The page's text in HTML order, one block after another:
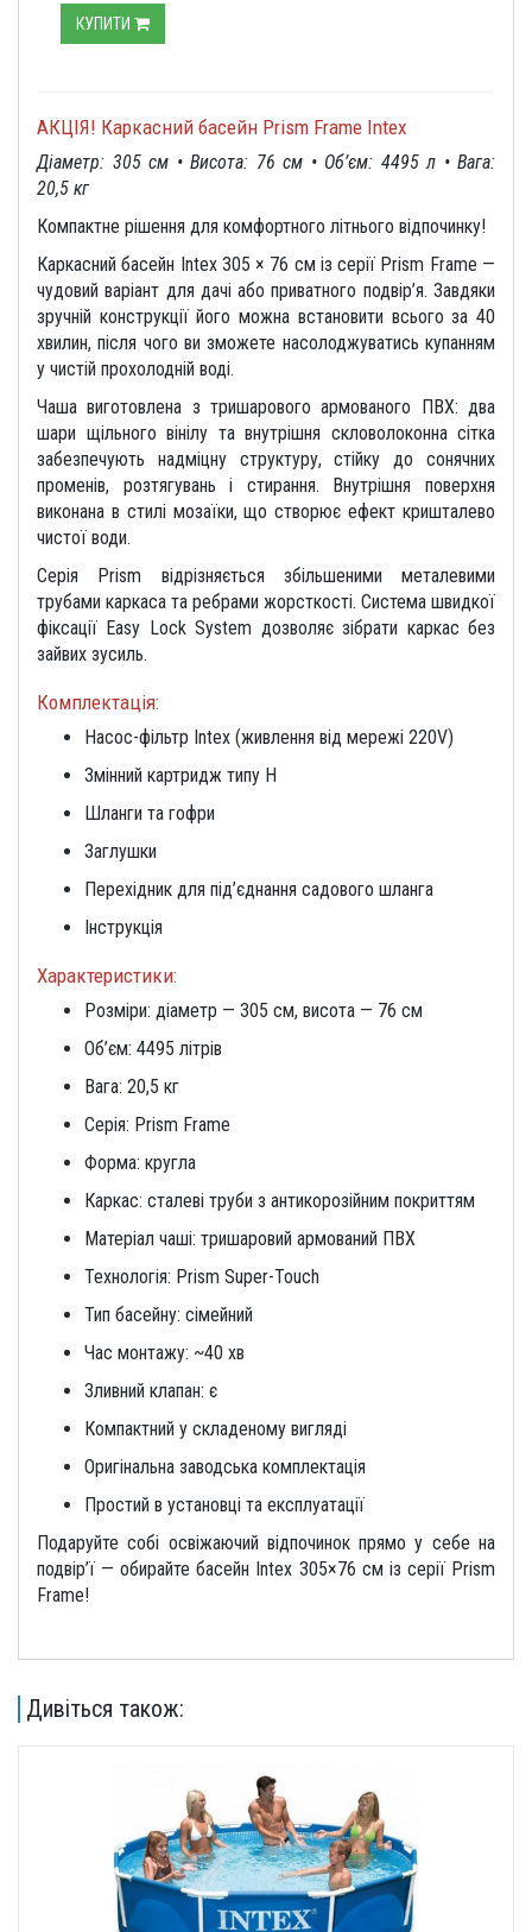
КУПИТИ
АКЦІЯ! Каркасний басейн Prism Frame Intex
Діаметр: 305 см • Висота: 76 см • Об’єм: 4495 л • Вага:
20,5 кг
Компактне рішення для комфортного літнього відпочинку!
Каркасний басейн Intex 305 × 76 см із серії Prism Frame —
чудовий варіант для дачі або приватного подвір’я. Завдяки
зручній конструкції його можна встановити всього за 40
хвилин, після чого ви зможете насолоджуватись купанням
у чистій прохолодній воді.
Чаша виготовлена з тришарового армованого ПВХ: два
шари щільного вінілу та внутрішня скловолоконна сітка
забезпечують надміцну структуру, стійку до сонячних
променів, розтягувань і стирання. Внутрішня поверхня
виконана в стилі мозаїки, що створює ефект кришталево
чистої води.
Серія Prism відрізняється збільшеними металевими
трубами каркаса та ребрами жорсткості. Система швидкої
фіксації Easy Lock System дозволяє зібрати каркас без
зайвих зусиль.
Комплектація:
Насос-фільтр Intex (живлення від мережі 220V)
Змінний картридж типу H
Шланги та гофри
Заглушки
Перехідник для під’єднання садового шланга
Інструкція
Характеристики:
Розміри: діаметр — 305 см, висота — 76 см
Об’єм: 4495 літрів
Вага: 20,5 кг
Серія: Prism Frame
Форма: кругла
Каркас: сталеві труби з антикорозійним покриттям
Матеріал чаші: тришаровий армований ПВХ
Технологія: Prism Super-Touch
Тип басейну: сімейний
Час монтажу: ~40 хв
Зливний клапан: є
Компактний у складеному вигляді
Оригінальна заводська комплектація
Простий в установці та експлуатації
Подаруйте собі освіжаючий відпочинок прямо у себе на
подвір’ї — обирайте басейн Intex 305×76 см із серії Prism
Frame!
Дивіться також: